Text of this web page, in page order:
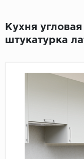
Декоры ЛДСП для
Кухня
штукатурка